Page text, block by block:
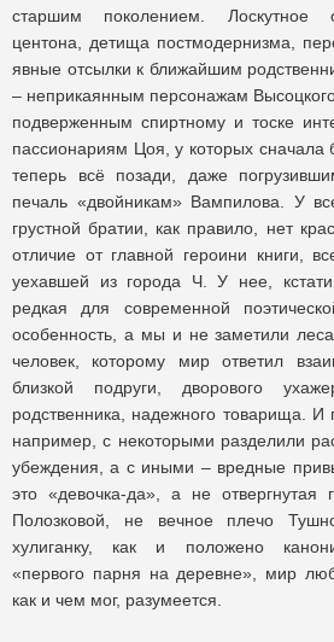
старшим поколением. Лоскутное
центона, детища постмодернизма,
явные отсылки к ближайшим
– неприкаянным персонажам
подверженным спиртному и тоске
пассионариям Цоя, у которых сначала
теперь всё позади, даже
печаль «двойникам» Вампилова. У
грустной братии, как правило, нет
отличие от главной героини книги,
уехавшей из города Ч. У нее,
редкая для современной
особенность, а мы и не заметили
человек, которому мир ответил
близкой подруги, дворового
родственника, надежного товарища. И
например, с некоторыми разделили
убеждения, а с иными – вредные
это «девочка-да», а не отвергнутая
Полозковой, не вечное плечо
хулиганку, как и положено
«первого парня на деревне», мир
как и чем мог, разумеется.